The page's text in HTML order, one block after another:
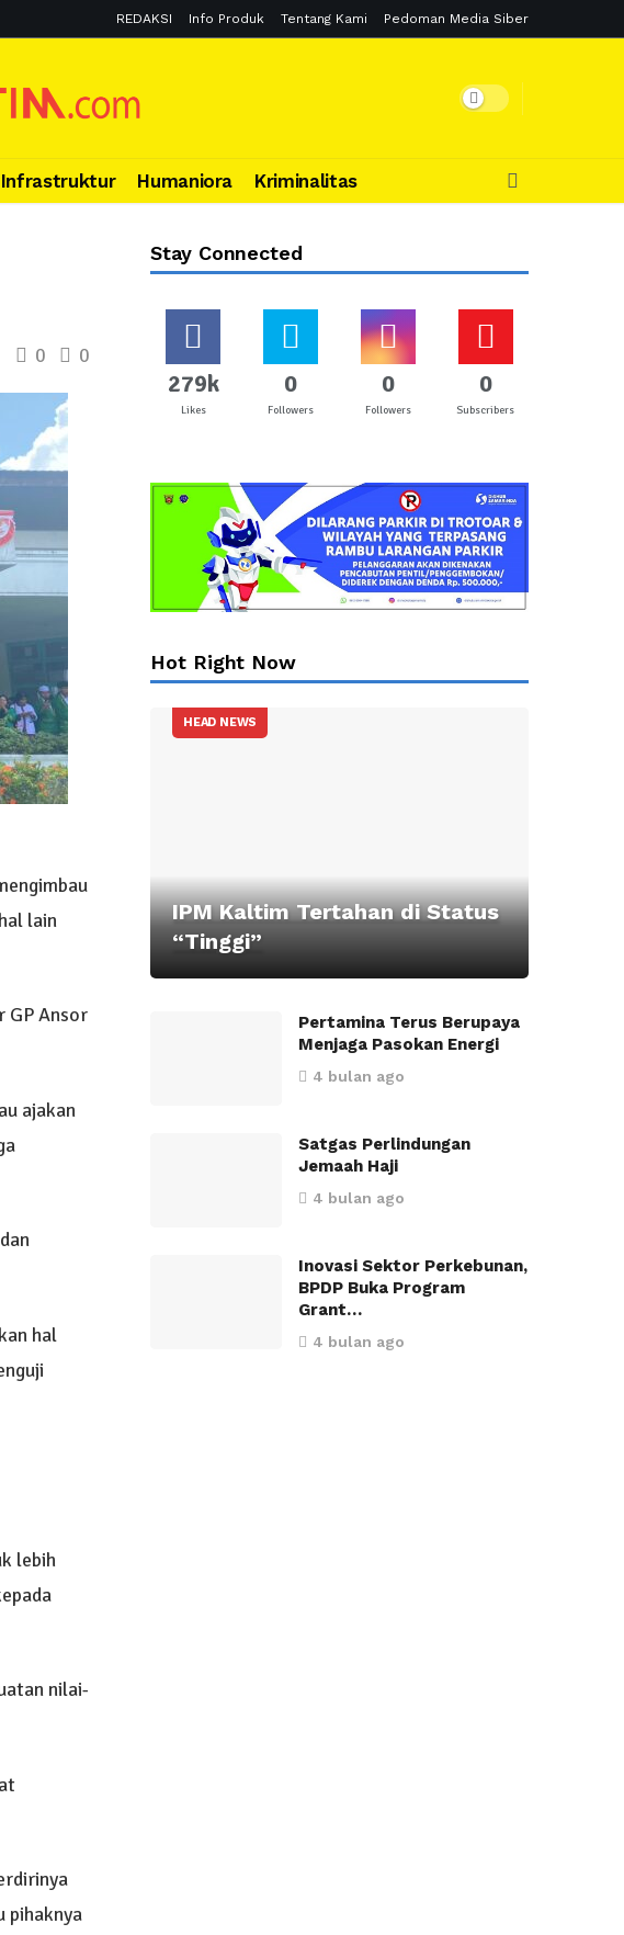
REDAKSI Info Produk Tentang Kami Pedoman Media Siber
Infrastruktur Humaniora Kriminalitas
0 0
lain
GP Ansor
ajakan
hal
lebih
nilai-
pihaknya
Stay Connected
279k
Likes
0
Followers
0
Followers
0
Subscribers
Hot Right Now
HEAD NEWS
IPM Kaltim Tertahan di Status
“Tinggi”
Pertamina Terus Berupaya
Menjaga Pasokan Energi
4 bulan ago
Satgas Perlindungan
Jemaah Haji
4 bulan ago
Inovasi Sektor Perkebunan,
BPDP Buka Program
Grant…
4 bulan ago